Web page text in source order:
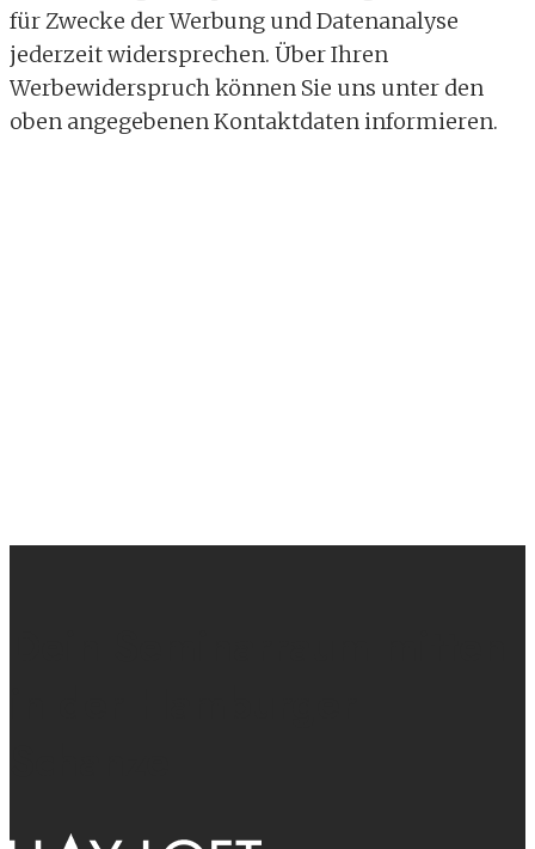
für Zwecke der Werbung und Datenanalyse
jederzeit widersprechen. Über Ihren
Werbewiderspruch können Sie uns unter den
oben angegebenen Kontaktdaten informieren.